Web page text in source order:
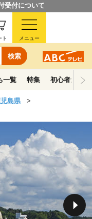
受付について
検索
ト メニュー
一覧 特集 初心者ガイド
島県